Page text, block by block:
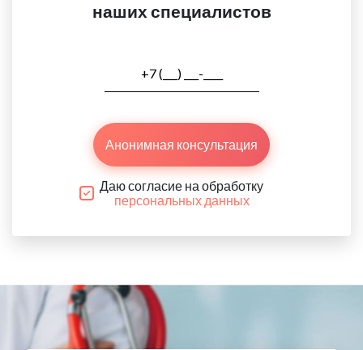
наших специалистов
Анонимная консультация
Даю согласие на обработку
персональных данных